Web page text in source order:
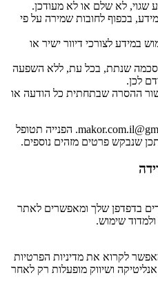
שגוי, לא שלם או לא מעודכן.
בכפוף לחובות שמירה על פי
במידע לצורכי דיוור ישיר או
שנתת, בכל עת, ללא השפעה
לכן.
ההסרה שבתחתית כל הודעה או
למימוש הזכויות יש לפנות ל-makor.com.il@gmail.com. הפנייה תטופל
בדפדפן שלך ומאפשרים לאתר
שימוש.
לקרוא את מדיניות הפרטיות
ושיווק מופעלות רק לאחר